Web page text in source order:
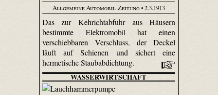
Allgemeine Automobil-Zeitung• 2.3.1913
Das zur Kehrichtabfuhr aus Häusern
bestimmte Elektromobil hat einen
verschiebbaren Verschluss, der Deckel
läuft auf Schienen und sichert eine
hermetische Staubabdichtung.
WASSERWIRTSCHAFT